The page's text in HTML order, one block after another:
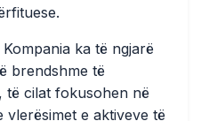
Kompania ka të ngjarë
brendshme të
të cilat fokusohen në
vlerësimet e aktiveve të